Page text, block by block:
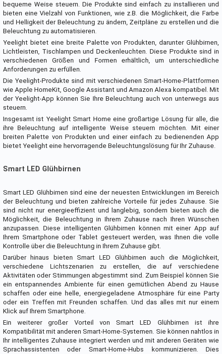
bequeme Weise steuern. Die Produkte sind einfach zu installieren und
bieten eine Vielzahl von Funktionen, wie z.B. die Möglichkeit, die Farbe
und Helligkeit der Beleuchtung zu ändern, Zeitpläne zu erstellen und die
Beleuchtung zu automatisieren.
Yeelight bietet eine breite Palette von Produkten, darunter Glühbirnen,
Lichtleisten, Tischlampen und Deckenleuchten. Diese Produkte sind in
verschiedenen Größen und Formen erhältlich, um unterschiedliche
Anforderungen zu erfüllen.
Die Yeelight-Produkte sind mit verschiedenen Smart-Home-Plattformen
wie Apple HomeKit, Google Assistant und Amazon Alexa kompatibel. Mit
der Yeelight-App können Sie Ihre Beleuchtung auch von unterwegs aus
steuern.
Insgesamt ist Yeelight Smart Home eine großartige Lösung für alle, die
ihre Beleuchtung auf intelligente Weise steuern möchten. Mit einer
breiten Palette von Produkten und einer einfach zu bedienenden App
bietet Yeelight eine hervorragende Beleuchtungslösung für Ihr Zuhause.
Smart LED Glühbirnen
Smart LED Glühbirnen sind eine der neuesten Entwicklungen im Bereich
der Beleuchtung und bieten zahlreiche Vorteile für jedes Zuhause. Sie
sind nicht nur energieeffizient und langlebig, sondern bieten auch die
Möglichkeit, die Beleuchtung in Ihrem Zuhause nach Ihren Wünschen
anzupassen. Diese intelligenten Glühbirnen können mit einer App auf
Ihrem Smartphone oder Tablet gesteuert werden, was Ihnen die volle
Kontrolle über die Beleuchtung in Ihrem Zuhause gibt.
Darüber hinaus bieten Smart LED Glühbirnen auch die Möglichkeit,
verschiedene Lichtszenarien zu erstellen, die auf verschiedene
Aktivitäten oder Stimmungen abgestimmt sind. Zum Beispiel können Sie
ein entspannendes Ambiente für einen gemütlichen Abend zu Hause
schaffen oder eine helle, energiegeladene Atmosphäre für eine Party
oder ein Treffen mit Freunden schaffen. Und das alles mit nur einem
Klick auf Ihrem Smartphone.
Ein weiterer großer Vorteil von Smart LED Glühbirnen ist ihre
Kompatibilität mit anderen Smart-Home-Systemen. Sie können nahtlos in
Ihr intelligentes Zuhause integriert werden und mit anderen Geräten wie
Sprachassistenten oder Smart-Home-Hubs kommunizieren. Dies